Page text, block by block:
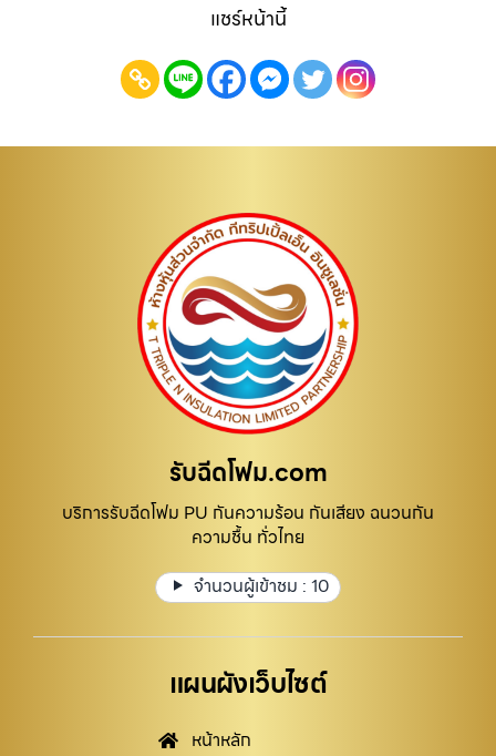
แชร์หน้านี้
รับฉีดโฟม.com
บริการรับฉีดโฟม PU กันความร้อน กันเสียง ฉนวนกัน
ความชื้น ทั่วไทย
จำนวนผู้เข้าชม : 10
แผนผังเว็บไซต์
หน้าหลัก